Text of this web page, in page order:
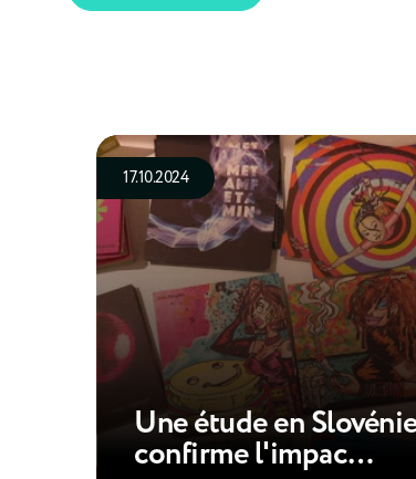
17.10.2024
Une étude en
confirme l'impac…